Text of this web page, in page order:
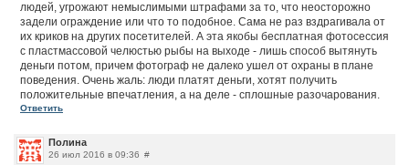
людей, угрожают немыслимыми штрафами за то, что неосторожно
задели ограждение или что то подобное. Сама не раз вздрагивала от
их криков на других посетителей. А эта якобы бесплатная фотосессия
с пластмассовой челюстью рыбы на выходе - лишь способ вытянуть
деньги потом, причем фотограф не далеко ушел от охраны в плане
поведения. Очень жаль: люди платят деньги, хотят получить
положительные впечатления, а на деле - сплошные разочарования.
Ответить
Полина
26 июл 2016 в 09:36 #